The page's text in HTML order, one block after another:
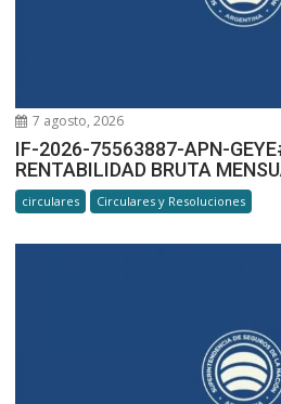
7 agosto, 2026
IF-2026-75563887-APN-
RENTABILIDAD BRUTA
circulares Circulares y Resoluciones